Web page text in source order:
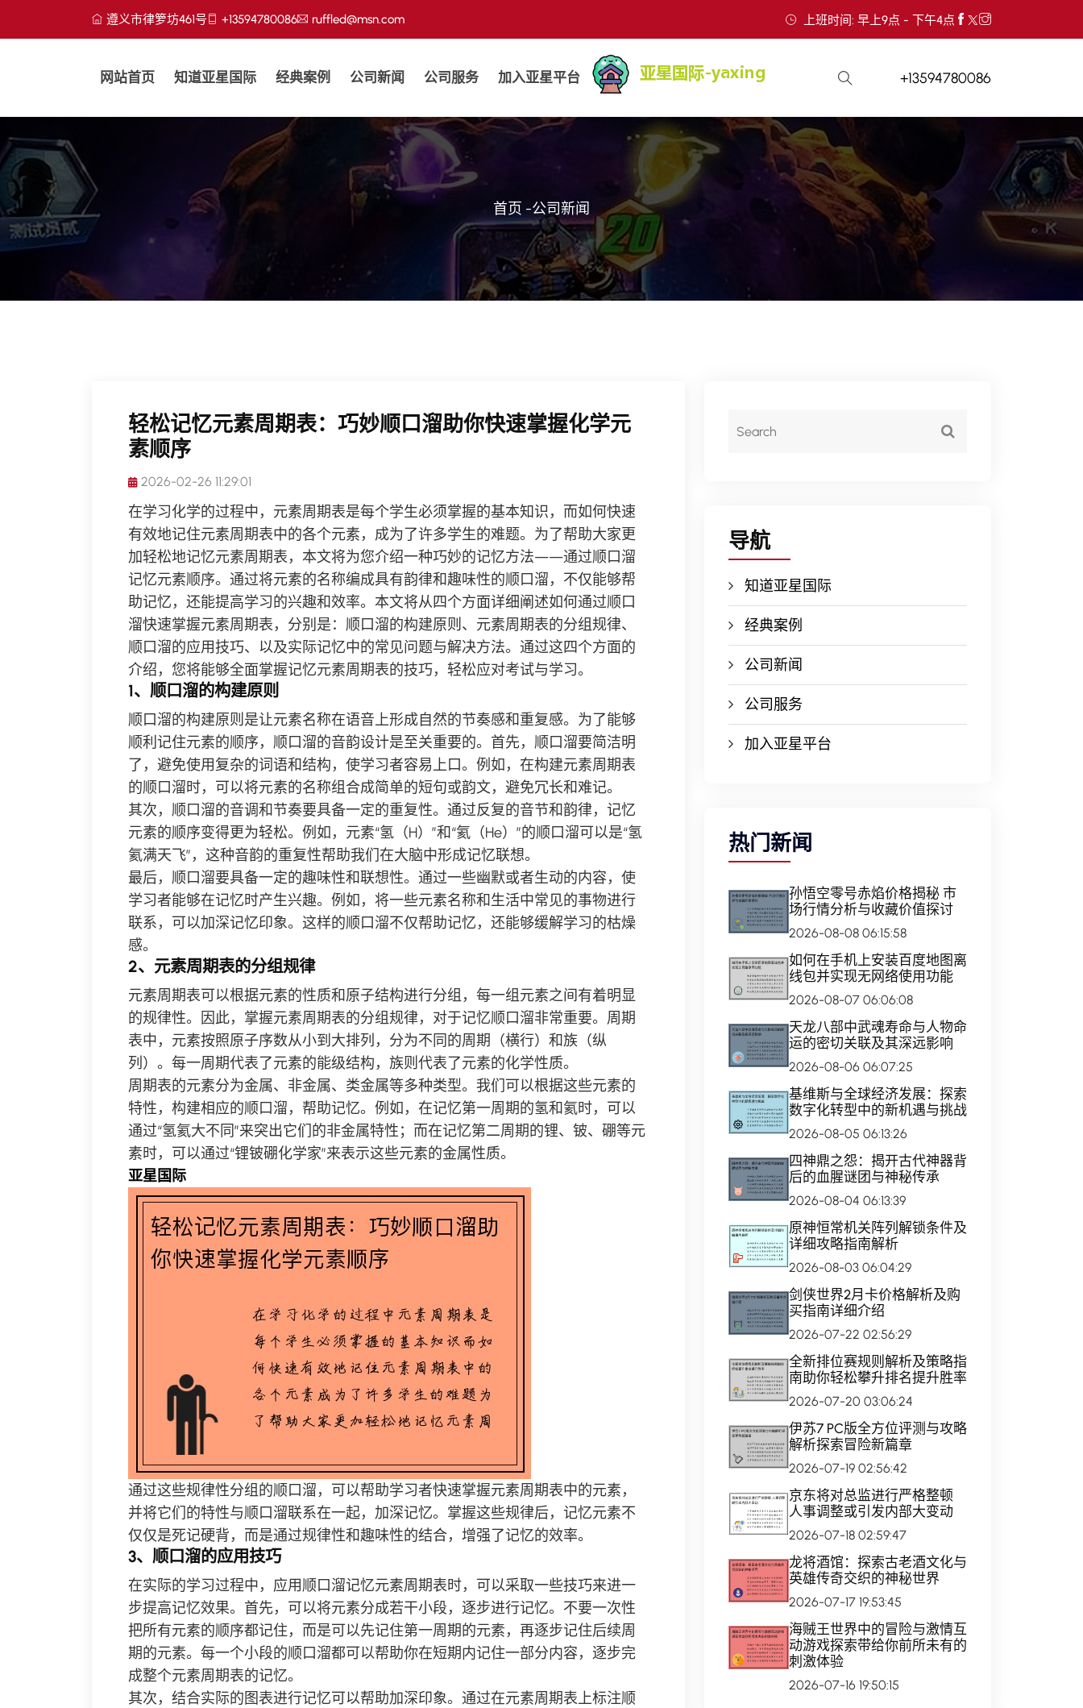
遵义市律箩坊461号 +13594780086 ruffled@msn.com 上班时间: 早上9点 - 下午4点
网站首页 知道亚星国际 经典案例 公司新闻 公司服务 加入亚星平台 +13594780086
首页 -公司新闻
轻松记忆元素周期表：巧妙顺口溜助你快速掌握化学元
素顺序
2026-02-26 11:29:01
在学习化学的过程中，元素周期表是每个学生必须掌握的基本知识，而如何快速
有效地记住元素周期表中的各个元素，成为了许多学生的难题。为了帮助大家更
加轻松地记忆元素周期表，本文将为您介绍一种巧妙的记忆方法——通过顺口溜
记忆元素顺序。通过将元素的名称编成具有韵律和趣味性的顺口溜，不仅能够帮
助记忆，还能提高学习的兴趣和效率。本文将从四个方面详细阐述如何通过顺口
溜快速掌握元素周期表，分别是：顺口溜的构建原则、元素周期表的分组规律、
顺口溜的应用技巧、以及实际记忆中的常见问题与解决方法。通过这四个方面的
介绍，您将能够全面掌握记忆元素周期表的技巧，轻松应对考试与学习。
1、顺口溜的构建原则
顺口溜的构建原则是让元素名称在语音上形成自然的节奏感和重复感。为了能够
顺利记住元素的顺序，顺口溜的音韵设计是至关重要的。首先，顺口溜要简洁明
了，避免使用复杂的词语和结构，使学习者容易上口。例如，在构建元素周期表
的顺口溜时，可以将元素的名称组合成简单的短句或韵文，避免冗长和难记。
其次，顺口溜的音调和节奏要具备一定的重复性。通过反复的音节和韵律，记忆
元素的顺序变得更为轻松。例如，元素“氢（H）”和“氦（He）”的顺口溜可以是“氢
氦满天飞”，这种音韵的重复性帮助我们在大脑中形成记忆联想。
最后，顺口溜要具备一定的趣味性和联想性。通过一些幽默或者生动的内容，使
学习者能够在记忆时产生兴趣。例如，将一些元素名称和生活中常见的事物进行
联系，可以加深记忆印象。这样的顺口溜不仅帮助记忆，还能够缓解学习的枯燥
感。
2、元素周期表的分组规律
元素周期表可以根据元素的性质和原子结构进行分组，每一组元素之间有着明显
的规律性。因此，掌握元素周期表的分组规律，对于记忆顺口溜非常重要。周期
表中，元素按照原子序数从小到大排列，分为不同的周期（横行）和族（纵
列）。每一周期代表了元素的能级结构，族则代表了元素的化学性质。
周期表的元素分为金属、非金属、类金属等多种类型。我们可以根据这些元素的
特性，构建相应的顺口溜，帮助记忆。例如，在记忆第一周期的氢和氦时，可以
通过“氢氦大不同”来突出它们的非金属特性；而在记忆第二周期的锂、铍、硼等元
素时，可以通过“锂铍硼化学家”来表示这些元素的金属性质。
亚星国际
通过这些规律性分组的顺口溜，可以帮助学习者快速掌握元素周期表中的元素，
并将它们的特性与顺口溜联系在一起，加深记忆。掌握这些规律后，记忆元素不
仅仅是死记硬背，而是通过规律性和趣味性的结合，增强了记忆的效率。
3、顺口溜的应用技巧
在实际的学习过程中，应用顺口溜记忆元素周期表时，可以采取一些技巧来进一
步提高记忆效果。首先，可以将元素分成若干小段，逐步进行记忆。不要一次性
把所有元素的顺序都记住，而是可以先记住第一周期的元素，再逐步记住后续周
期的元素。每一个小段的顺口溜都可以帮助你在短期内记住一部分内容，逐步完
成整个元素周期表的记忆。
其次，结合实际的图表进行记忆可以帮助加深印象。通过在元素周期表上标注顺
导航
知道亚星国际
经典案例
公司新闻
公司服务
加入亚星平台
热门新闻
孙悟空零号赤焰价格揭秘 市
场行情分析与收藏价值探讨
2026-08-08 06:15:58
如何在手机上安装百度地图离
线包并实现无网络使用功能
2026-08-07 06:06:08
天龙八部中武魂寿命与人物命
运的密切关联及其深远影响
2026-08-06 06:07:25
基维斯与全球经济发展：探索
数字化转型中的新机遇与挑战
2026-08-05 06:13:26
四神鼎之怨：揭开古代神器背
后的血腥谜团与神秘传承
2026-08-04 06:13:39
原神恒常机关阵列解锁条件及
详细攻略指南解析
2026-08-03 06:04:29
剑侠世界2月卡价格解析及购
买指南详细介绍
2026-07-22 02:56:29
全新排位赛规则解析及策略指
南助你轻松攀升排名提升胜率
2026-07-20 03:06:24
伊苏7 PC版全方位评测与攻略
解析探索冒险新篇章
2026-07-19 02:56:42
京东将对总监进行严格整顿
人事调整或引发内部大变动
2026-07-18 02:59:47
龙将酒馆：探索古老酒文化与
英雄传奇交织的神秘世界
2026-07-17 19:53:45
海贼王世界中的冒险与激情互
动游戏探索带给你前所未有的
刺激体验
2026-07-16 19:50:15